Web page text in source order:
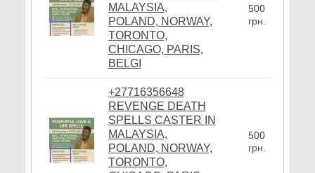
MALAYSIA,
POLAND, NORWAY,
TORONTO,
CHICAGO, PARIS,
BELGI
500
грн.
+27716356648
REVENGE DEATH
SPELLS CASTER IN
MALAYSIA,
POLAND, NORWAY,
TORONTO,
500
грн.